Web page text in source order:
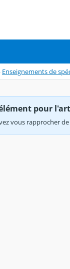
Enseignements de
pour
vous rapprocher